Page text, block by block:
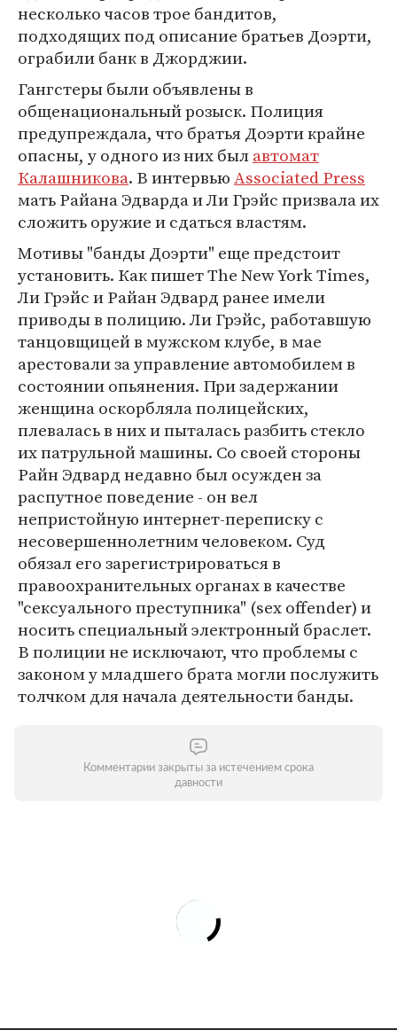
несколько часов трое бандитов,
подходящих под описание братьев Доэрти,
ограбили банк в Джорджии.
Гангстеры были объявлены в
общенациональный розыск. Полиция
предупреждала, что братья Доэрти крайне
опасны, у одного из них былавтомат
Калашникова. В интервьюAssociated Press
мать Райана Эдварда и Ли Грэйс призвала их
сложить оружие и сдаться властям.
Мотивы "банды Доэрти" еще предстоит
установить. Как пишет The New York Times,
Ли Грэйс и Райан Эдвард ранее имели
приводы в полицию. Ли Грэйс, работавшую
танцовщицей в мужском клубе, в мае
арестовали за управление автомобилем в
состоянии опьянения. При задержании
женщина оскорбляла полицейских,
плевалась в них и пыталась разбить стекло
их патрульной машины. Со своей стороны
Райн Эдвард недавно был осужден за
распутное поведение - он вел
непристойную интернет-переписку с
несовершеннолетним человеком. Суд
обязал его зарегистрироваться в
правоохранительных органах в качестве
"сексуального преступника" (sex offender) и
носить специальный электронный браслет.
В полиции не исключают, что проблемы с
законом у младшего брата могли послужить
толчком для начала деятельности банды.
Комментарии закрыты за истечением срока
давности